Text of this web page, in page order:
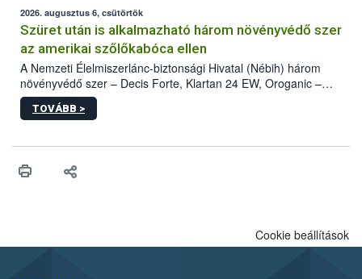
az intenzív felderítést, emellett az intézkedéseket a szlovák
hatósággal is összehangolják a terjedés megállítása érdekében.
2026. augusztus 6, csütörtök
Szüret után is alkalmazható három növényvédő szer
az amerikai szőlőkabóca ellen
A Nemzeti Élelmiszerlánc-biztonsági Hivatal (Nébih) három
növényvédő szer – Decis Forte, Klartan 24 EW, Oroganic –
engedélyokiratát módosította, így azok a szüretet követően,
egészen a vesszőérettség (BBCH 91) stádiumáig
érésű szőlőkben is legyen lehetőség a károsító elleni további
felhasználók számára is elérhető és ökológiai termesztésben is
TOVÁBB >
Cookie beállítások